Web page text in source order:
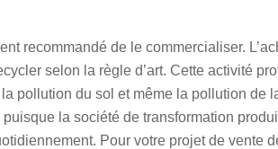
recommandé de le commercialiser.
selon la règle d’art. Cette activité
pollution du sol et même la pollution de
la société de transformation
Pour votre projet de vente